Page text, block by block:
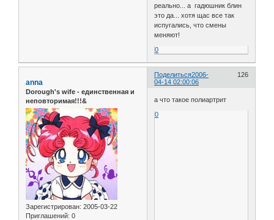
реально... а гадюшник блин
это да... хотя щас все так
испугались, что смены
меняют!
0
Поделиться 126
2006-
04-14 02:00:06
anna
Dorough's wife - единственная и
неповторимая!!!&
Зарегистрирован: 2005-03-22
Приглашений: 0
а что такое полиартрит
0